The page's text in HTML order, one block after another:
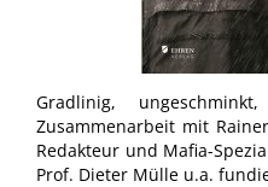
Gradlinig,
Zusammenarbeit mit
Redakteur und Mafia-
Prof. Dieter Mülle u.a.